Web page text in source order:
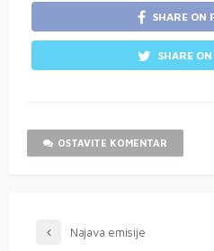
SHARE ON
SHARE
OSTAVITE KOMENTAR
Najava emisije